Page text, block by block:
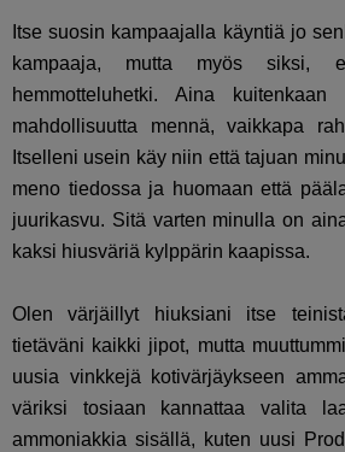
Itse suosin kampaajalla käyntiä jo
kampaaja, mutta myös
hemmotteluhetki. Aina
mahdollisuutta mennä, vaikkapa
Itselleni usein käy niin että tajuan
meno tiedossa ja huomaan että
juurikasvu. Sitä varten minulla on
kaksi hiusväriä kylppärin kaapissa.
Olen värjäillyt hiuksiani itse
tietäväni kaikki jipot, mutta
uusia vinkkejä kotivärjäykseen
väriksi tosiaan kannattaa valita
ammoniakkia sisällä, kuten uusi